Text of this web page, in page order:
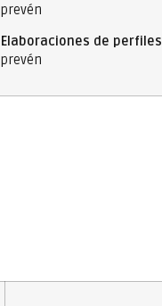
prevén
Elaboraciones de perfiles
prevén